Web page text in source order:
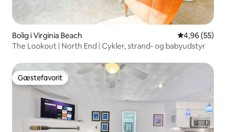
Bolig i Virginia Beach 4,96 ud af 5 i
4,96 (55)
The Lookout | North End | Cykler, strand- og babyudstyr
Gæstefavorit
Gæstefavorit